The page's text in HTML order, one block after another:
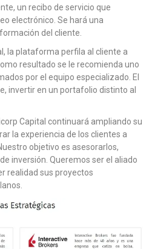
un recibo de servicio que
electrónico. Se hará una
del cliente.
la plataforma perfila al cliente a
resultado se le recomienda uno
por el equipo especializado. El
invertir en un portafolio distinto al
Capital continuará ampliando su
la experiencia de los clientes a
objetivo es asesorarlos,
inversión. Queremos ser el aliado
realidad sus proyectos